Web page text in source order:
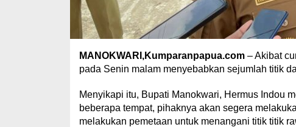
MANOKWARI,Kumparanpapua.com– Akibat
pada Senin malam menyebabkan sejumlah titik
Menyikapi itu, Bupati Manokwari, Hermus Indou
beberapa tempat, pihaknya akan segera
melakukan pemetaan untuk menangani titik titik